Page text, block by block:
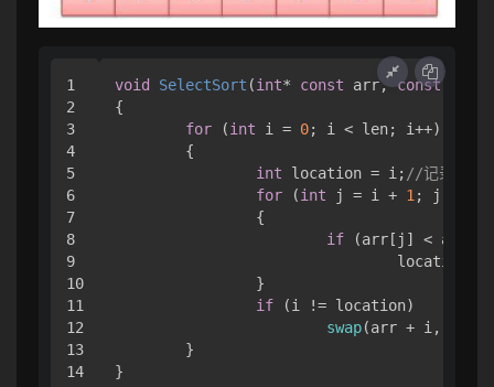
1
2
3
4
5
6
7
8
9
10
11
12
13
void SelectSort (int* const arr, const
{
for (int i = 0; i < len; i++)
int location = i; //记录最小
for (int j = i + 1; j <
if (arr[j] <
if (i != location)
swap(arr + i, arr
}